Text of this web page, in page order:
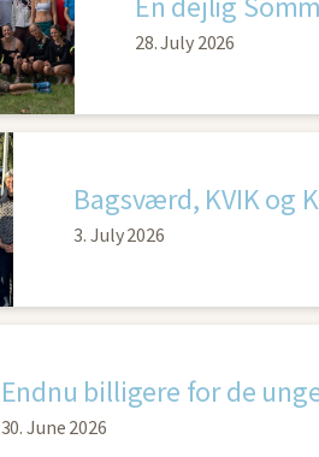
28. July 2026
Bagsværd, KVIK og
3. July 2026
Endnu billigere for de
30. June 2026